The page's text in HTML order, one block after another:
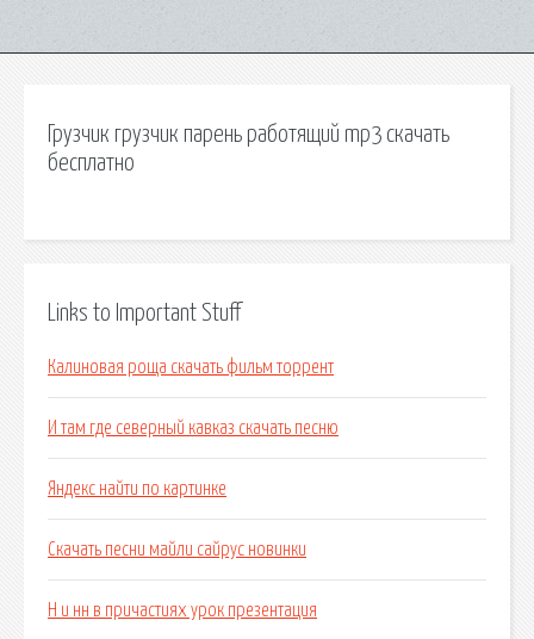
Грузчик грузчик парень работящий mp3 скачать
бесплатно
Links to Important Stuff
Калиновая роща скачать фильм торрент
И там где северный кавказ скачать песню
Яндекс найти по картинке
Скачать песни майли сайрус новинки
Н и нн в причастиях урок презентация